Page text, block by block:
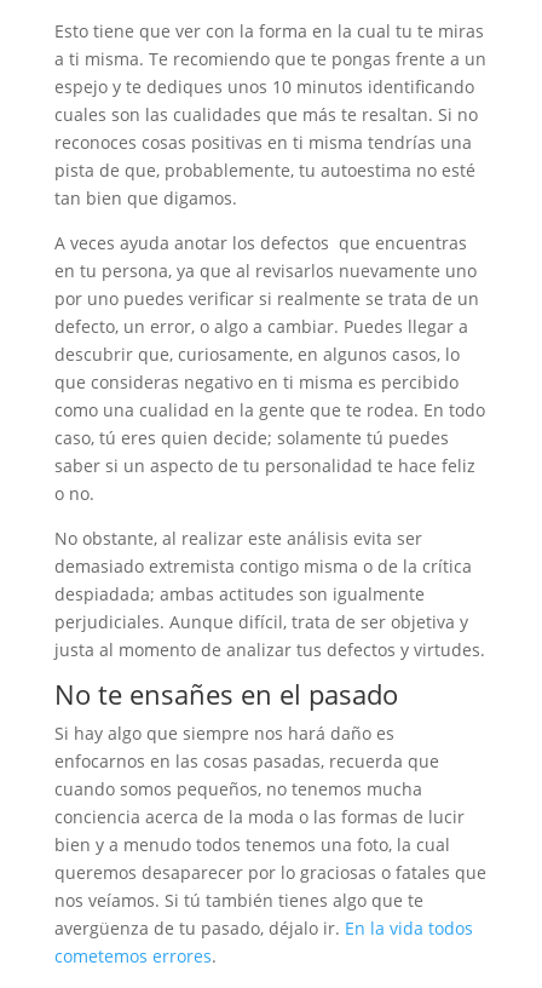
Esto tiene que ver con la forma en la cual tu te miras
a ti misma. Te recomiendo que te pongas frente a un
espejo y te dediques unos 10 minutos identificando
cuales son las cualidades que más te resaltan. Si no
reconoces cosas positivas en ti misma tendrías una
pista de que, probablemente, tu autoestima no esté
tan bien que digamos.
A veces ayuda anotar los defectos que encuentras
en tu persona, ya que al revisarlos nuevamente uno
por uno puedes verificar si realmente se trata de un
defecto, un error, o algo a cambiar. Puedes llegar a
descubrir que, curiosamente, en algunos casos, lo
que consideras negativo en ti misma es percibido
como una cualidad en la gente que te rodea. En todo
caso, tú eres quien decide; solamente tú puedes
saber si un aspecto de tu personalidad te hace feliz
o no.
No obstante, al realizar este análisis evita ser
demasiado extremista contigo misma o de la crítica
despiadada; ambas actitudes son igualmente
perjudiciales. Aunque difícil, trata de ser objetiva y
justa al momento de analizar tus defectos y virtudes.
No te ensañes en el pasado
Si hay algo que siempre nos hará daño es
enfocarnos en las cosas pasadas, recuerda que
cuando somos pequeños, no tenemos mucha
conciencia acerca de la moda o las formas de lucir
bien y a menudo todos tenemos una foto, la cual
queremos desaparecer por lo graciosas o fatales que
nos veíamos. Si tú también tienes algo que te
avergüenza de tu pasado, déjalo ir. En la vida todos
cometemos errores.